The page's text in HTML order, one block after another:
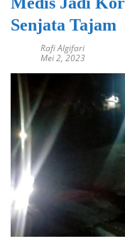
Senjata Tajam
Rafi Algifari
Mei 2, 2023